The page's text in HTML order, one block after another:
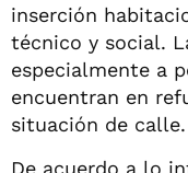
inserción
técnico y social.
especialmente a
encuentran en
situación de calle.
De acuerdo a lo